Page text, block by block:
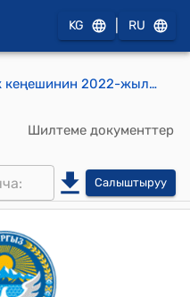
KG RU
Достук айылдык кеңешинин 2022-жылдын 16-декабрындагы № 3 "Пайыз-Булак айылын Таш-Көмүр шаарына кошуу маселесин кароо жөнүндө" токтому
Шилтеме документтер
Салыштыруу